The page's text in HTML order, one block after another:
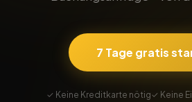
7 Tage gratis
✓ Keine Kreditkarte nötig✓ Keine